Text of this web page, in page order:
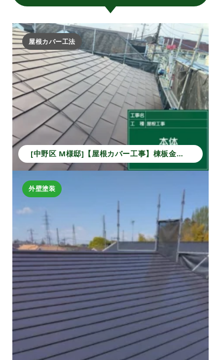
屋根カバー工法
[中野区 M様邸]【屋根カバー工事】棟板金から本体葺きまでの施工事例｜安心の防水・耐久性アップ
外壁塗装